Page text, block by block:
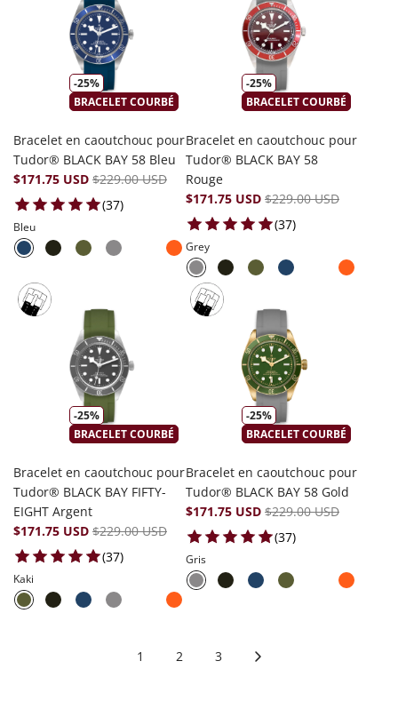
-25%
BRACELET COURBÉ
Bracelet en caoutchouc pour
Tudor® BLACK BAY 58 Bleu
$171.75 USD $229.00 USD
(37)37 total reviews
Bleu
-25%
BRACELET COURBÉ
Bracelet en caoutchouc pour
Tudor® BLACK BAY 58
Rouge
$171.75 USD $229.00 USD
(37)37 total reviews
Grey
-25%
BRACELET COURBÉ
Bracelet en caoutchouc pour
Tudor® BLACK BAY FIFTY-
EIGHT Argent
$171.75 USD $229.00 USD
(37)37 total reviews
Kaki
-25%
BRACELET COURBÉ
Bracelet en caoutchouc pour
Tudor® BLACK BAY 58 Gold
$171.75 USD $229.00 USD
(37)37 total reviews
Gris
1 2 3